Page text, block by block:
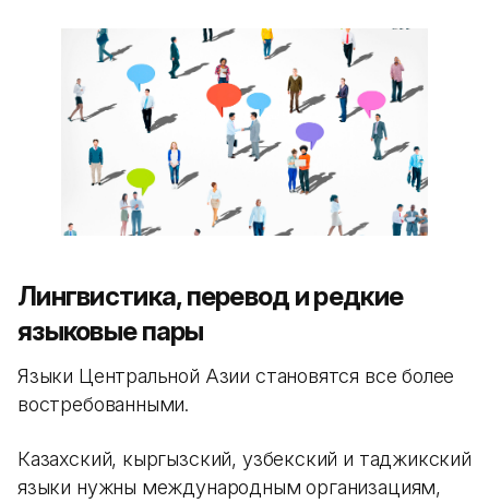
Лингвистика, перевод и редкие
языковые пары
Языки Центральной Азии становятся все более
востребованными.
Казахский, кыргызский, узбекский и таджикский
языки нужны международным организациям,